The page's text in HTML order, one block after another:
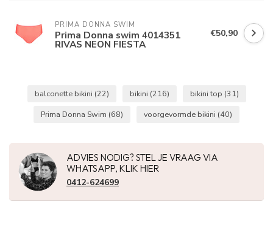
PRIMA DONNA SWIM
Prima Donna swim 4014351
RIVAS NEON FIESTA
€50,90
balconette bikini (22) bikini (216) bikini top (31)
Prima Donna Swim (68) voorgevormde bikini (40)
ADVIES NODIG? STEL JE VRAAG VIA
WHATSAPP, KLIK HIER
0412-624699